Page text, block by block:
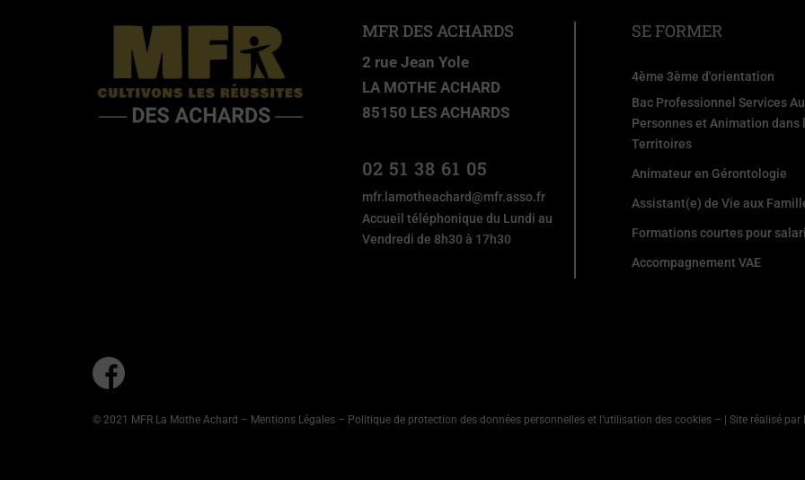
MFR DES ACHARDS
2 rue Jean Yole
LA MOTHE ACHARD
85150 LES ACHARDS
02 51 38 61 05
mfr.lamotheachard@mfr.asso.fr
Accueil téléphonique du Lundi au
Vendredi de 8h30 à 17h30
SE FORMER
4ème 3ème d'orientation
Bac Professionnel Services
Personnes et Animation dans
Territoires
Animateur en Gérontologie
Assistant(e) de Vie aux
Formations courtes pour
Accompagnement VAE
© 2021 MFR La Mothe Achard – Mentions Légales – Politique de protection des données personnelles et l’utilisation des cookies – | Site réalisé